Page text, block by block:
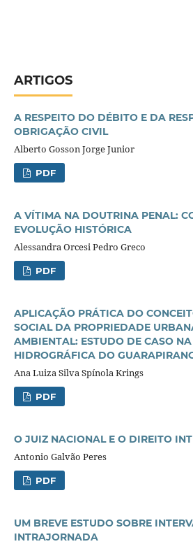
ARTIGOS
A RESPEITO DO DÉBITO E DA
OBRIGAÇÃO CIVIL
Alberto Gosson Jorge Junior
PDF
A VÍTIMA NA DOUTRINA PENAL:
EVOLUÇÃO HISTÓRICA
Alessandra Orcesi Pedro Greco
PDF
APLICAÇÃO PRÁTICA DO
SOCIAL DA PROPRIEDADE
AMBIENTAL: ESTUDO DE CASO
HIDROGRÁFICA DO
Ana Luiza Silva Spínola Krings
PDF
O JUIZ NACIONAL E O DIREITO
Antonio Galvão Peres
PDF
UM BREVE ESTUDO SOBRE
INTRAJORNADA